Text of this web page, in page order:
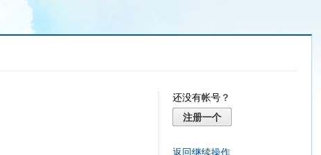
还没有帐号？
注册一个
返回继续操作